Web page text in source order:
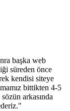
başka web
süreden önce
kendisi siteye
bittikten 4-5
arkasında
"